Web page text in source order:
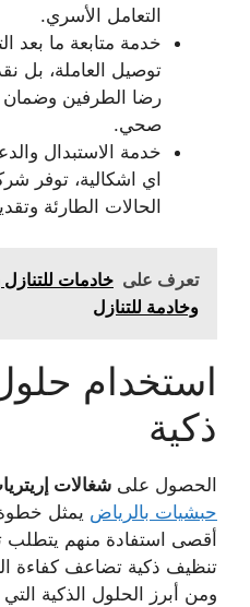
التعامل الأسري.
خدمة متابعة ما بعد
توصيل العاملة، بل
رضا الطرفين وضمان
صحي.
خدمة الاستبدال
اي اشكالية، توفر
الحالات الطارئة
تعرف على خادمات
وخادمة للتنازل
استخدام
ذكية
الحصول على شغالات
حبشيات بالرياض يمثل
أقصى استفادة منهم يتطلب
تنظيف ذكية تضاعف كفاءة
ومن أبرز الحلول الذكية التي